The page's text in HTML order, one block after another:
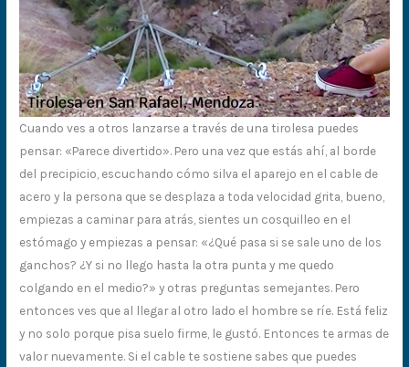
Cuando ves a otros lanzarse a través de una tirolesa puedes
pensar: «Parece divertido». Pero una vez que estás ahí, al borde
del precipicio, escuchando cómo silva el aparejo en el cable de
acero y la persona que se desplaza a toda velocidad grita, bueno,
empiezas a caminar para atrás, sientes un cosquilleo en el
estómago y empiezas a pensar: «¿Qué pasa si se sale uno de los
ganchos? ¿Y si no llego hasta la otra punta y me quedo
colgando en el medio?» y otras preguntas semejantes. Pero
entonces ves que al llegar al otro lado el hombre se ríe. Está feliz
y no solo porque pisa suelo firme, le gustó. Entonces te armas de
valor nuevamente. Si el cable te sostiene sabes que puedes